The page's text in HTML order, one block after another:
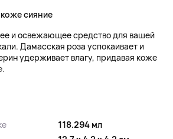
сияние
и освежающее средство для вашей
Дамасская роза успокаивает и
удерживает влагу, придавая коже
118.294 мл